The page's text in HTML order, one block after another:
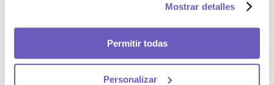
Mostrar detalles
Permitir todas
Personalizar
2 estrellas
0%